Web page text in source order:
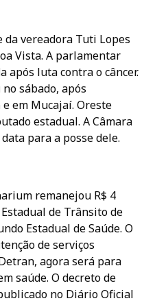
vereadora Tuti Lopes
Vista. A parlamentar
após luta contra o câncer.
sábado, após
em Mucajaí. Oreste
estadual. A Câmara
para a posse dele.
remanejou R$ 4
de Trânsito de
Estadual de Saúde. O
de serviços
agora será para
saúde. O decreto de
no Diário Oficial